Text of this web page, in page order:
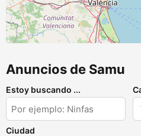
Anuncios de Samu
Estoy buscando ...
Ciudad